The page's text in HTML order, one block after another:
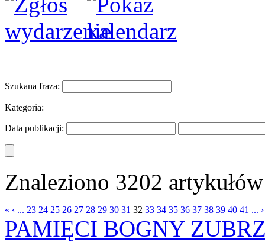
Szukana fraza:
Kategoria:
Data publikacji:
Znaleziono 3202
« ‹ ... 23 24 25 26 27 28 29 30 31 32 33 34 35 36 37 38 39 40 41 ... ›
PAMIĘCI BOGNY